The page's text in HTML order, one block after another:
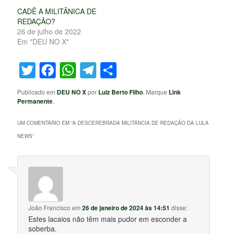
CADÊ A MILITÂNICA DE
REDAÇÃO?
26 de julho de 2022
Em "DEU NO X"
Twitter
Facebook
WhatsApp
Telegram
Publicado em DEU NO Xpor Luiz Berto Filho. Marque Link
Permanente.
UM COMENTÁRIO EM “A DESCEREBRADA MILITÂNCIA DE REDAÇÃO DA LULA
NEWS”
João Francisco em26 de janeiro de 2024 às 14:51 disse:
Estes lacaios não têm mais pudor em esconder a
soberba.